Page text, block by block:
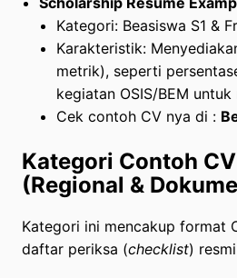
Kategori: Beasiswa S1 &
Karakteristik:
metrik), seperti
kegiatan OSIS/BEM
Cek contoh CV nya di :
Kategori Contoh
(Regional &
Kategori ini mencakup format
daftar periksa (checklist)